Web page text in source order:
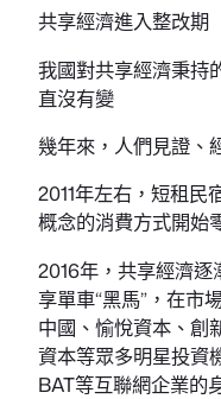
共享經濟進入整改期
我國對共享經濟秉持
直沒有變
幾年來，人們見證、
2011年左右，短租民
概念的消費方式開始
2016年，共享經濟
享單車“黑馬”，在市
中國、愉悅資本、創
資本等眾多明星投資
BAT等互聯網企業的